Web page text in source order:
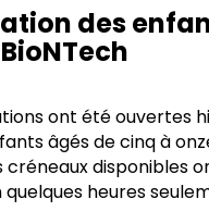
des
ont été ouvertes
âgés de cinq à
créneaux disponibles
quelques heures